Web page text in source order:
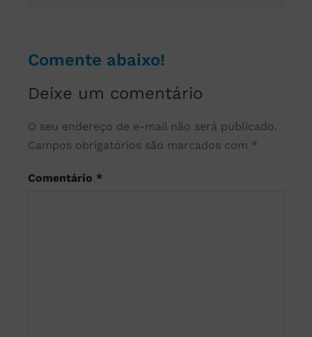
Comente abaixo!
Deixe um comentário
O seu endereço de e-mail não será publicado.
Campos obrigatórios são marcados com *
Comentário *